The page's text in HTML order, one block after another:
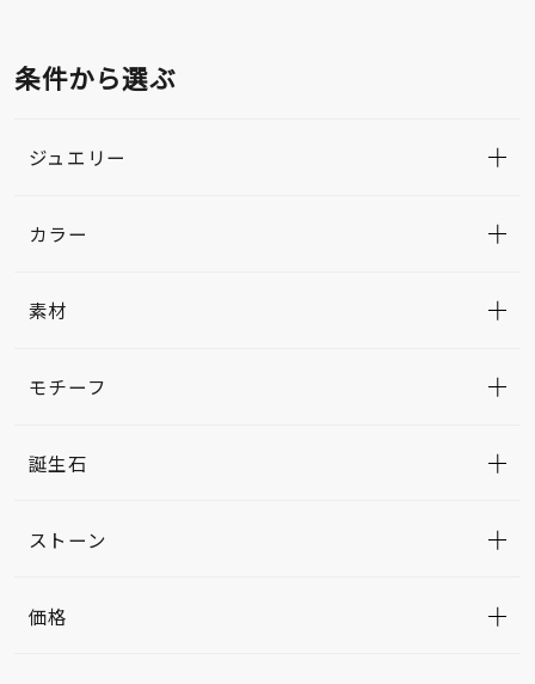
条件から選ぶ
ジュエリー
カラー
素材
モチーフ
誕生石
ストーン
価格